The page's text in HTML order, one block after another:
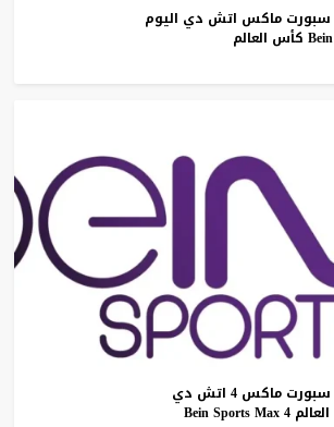
سبورت ماكس اتش دي اليوم
Bein كأس العالم
سبورت ماكس 4 اتش دي
العالم Bein Sports Max 4